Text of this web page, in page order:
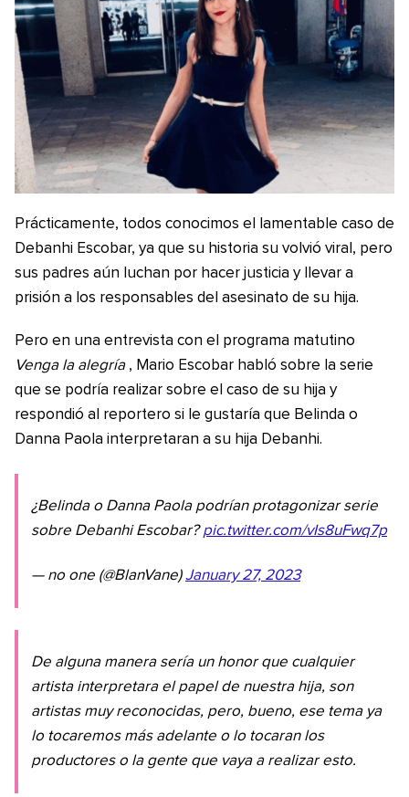
Prácticamente, todos conocimos el lamentable caso de
Debanhi Escobar, ya que su historia su volvió viral, pero
sus padres aún luchan por hacer justicia y llevar a
prisión a los responsables del asesinato de su hija.
Pero en una entrevista con el programa matutino
Venga la alegría , Mario Escobar habló sobre la serie
que se podría realizar sobre el caso de su hija y
respondió al reportero si le gustaría que Belinda o
Danna Paola interpretaran a su hija Debanhi.
¿Belinda o Danna Paola podrían protagonizar serie
sobre Debanhi Escobar?pic.twitter.com/vIs8uFwq7p
— no one (@BlanVane)January 27, 2023
De alguna manera sería un honor que cualquier
artista interpretara el papel de nuestra hija, son
artistas muy reconocidas, pero, bueno, ese tema ya
lo tocaremos más adelante o lo tocaran los
productores o la gente que vaya a realizar esto.